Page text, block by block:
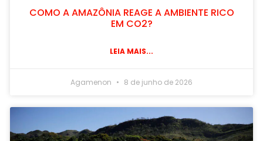
COMO A AMAZÔNIA REAGE A AMBIENTE RICO
EM CO2?
LEIA MAIS...
Agamenon 8 de junho de 2026